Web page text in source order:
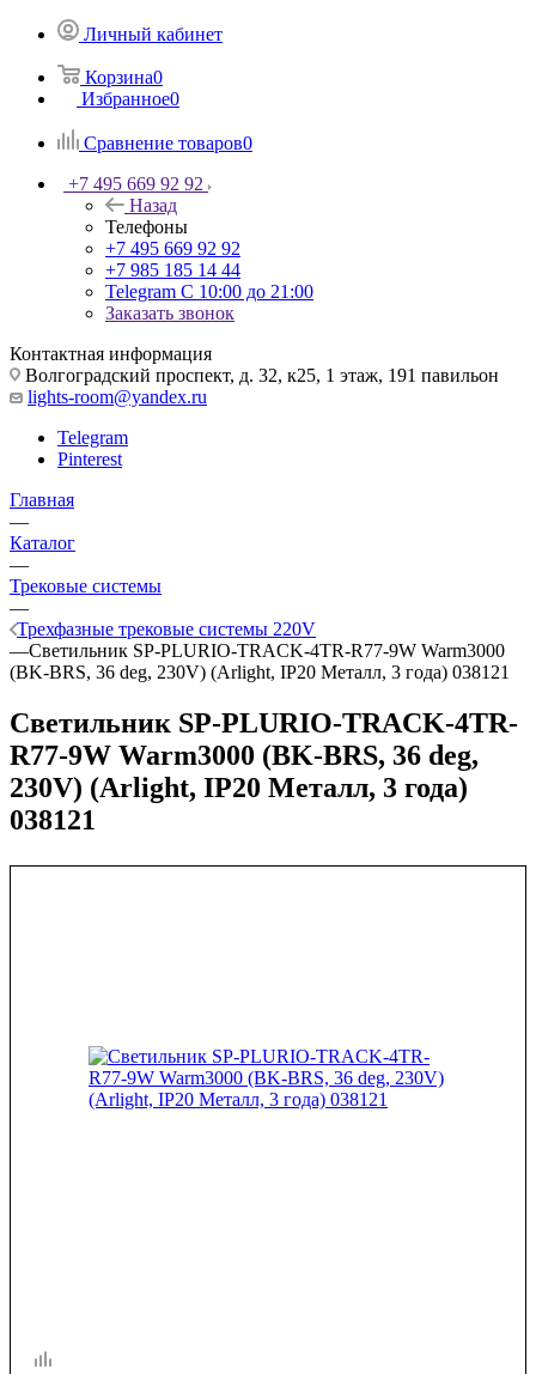
Личный кабинет
Корзина0
Избранное0
Сравнение товаров0
+7 495 669 92 92
Назад
Телефоны
+7 495 669 92 92
+7 985 185 14 44
Telegram С 10:00 до 21:00
Заказать звонок
Контактная информация
Волгоградский проспект, д. 32, к25, 1 этаж, 191 павильон
lights-room@yandex.ru
Telegram
Pinterest
Главная
—
Каталог
—
Трековые системы
—
Трехфазные трековые системы 220V
—Светильник SP-PLURIO-TRACK-4TR-R77-9W Warm3000
(BK-BRS, 36 deg, 230V) (Arlight, IP20 Металл, 3 года) 038121
Светильник SP-PLURIO-TRACK-4TR-
R77-9W Warm3000 (BK-BRS, 36 deg,
230V) (Arlight, IP20 Металл, 3 года)
038121